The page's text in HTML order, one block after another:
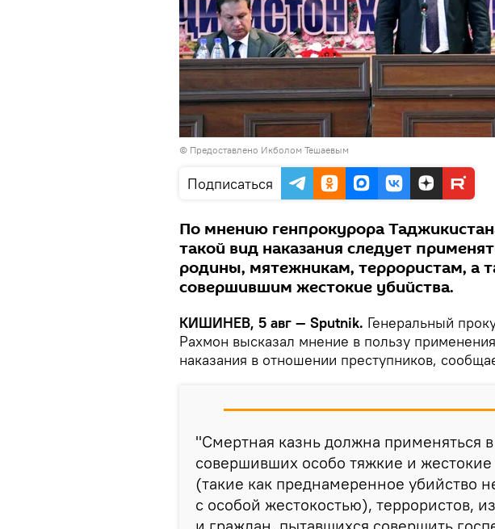
© Предоставлено Икболом Тешаевым
Подписаться
По мнению генпрокурора
такой вид наказания следует
родины, мятежникам, террористам, а
совершившим жестокие убийства.
КИШИНЕВ, 5 авг — Sputnik. Генеральный
Рахмон высказал мнение в пользу
наказания в отношении преступников,
"Смертная казнь должна применяться
совершивших особо тяжкие и жестокие
(такие как преднамеренное убийство
с особой жестокостью), террористов,